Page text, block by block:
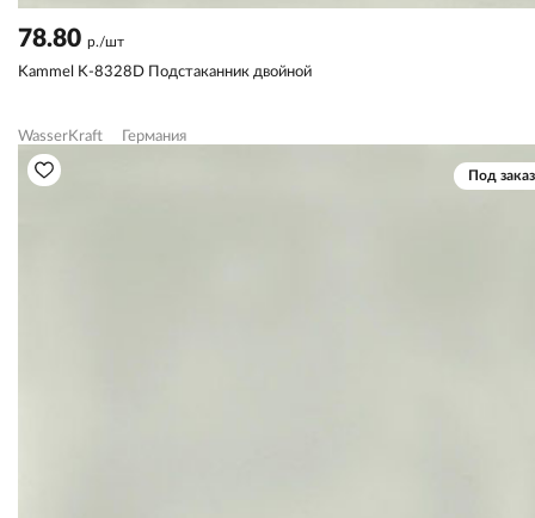
78.80 р./шт
Kammel K-8328D Подстаканник двойной
WasserKraft Германия
Под заказ